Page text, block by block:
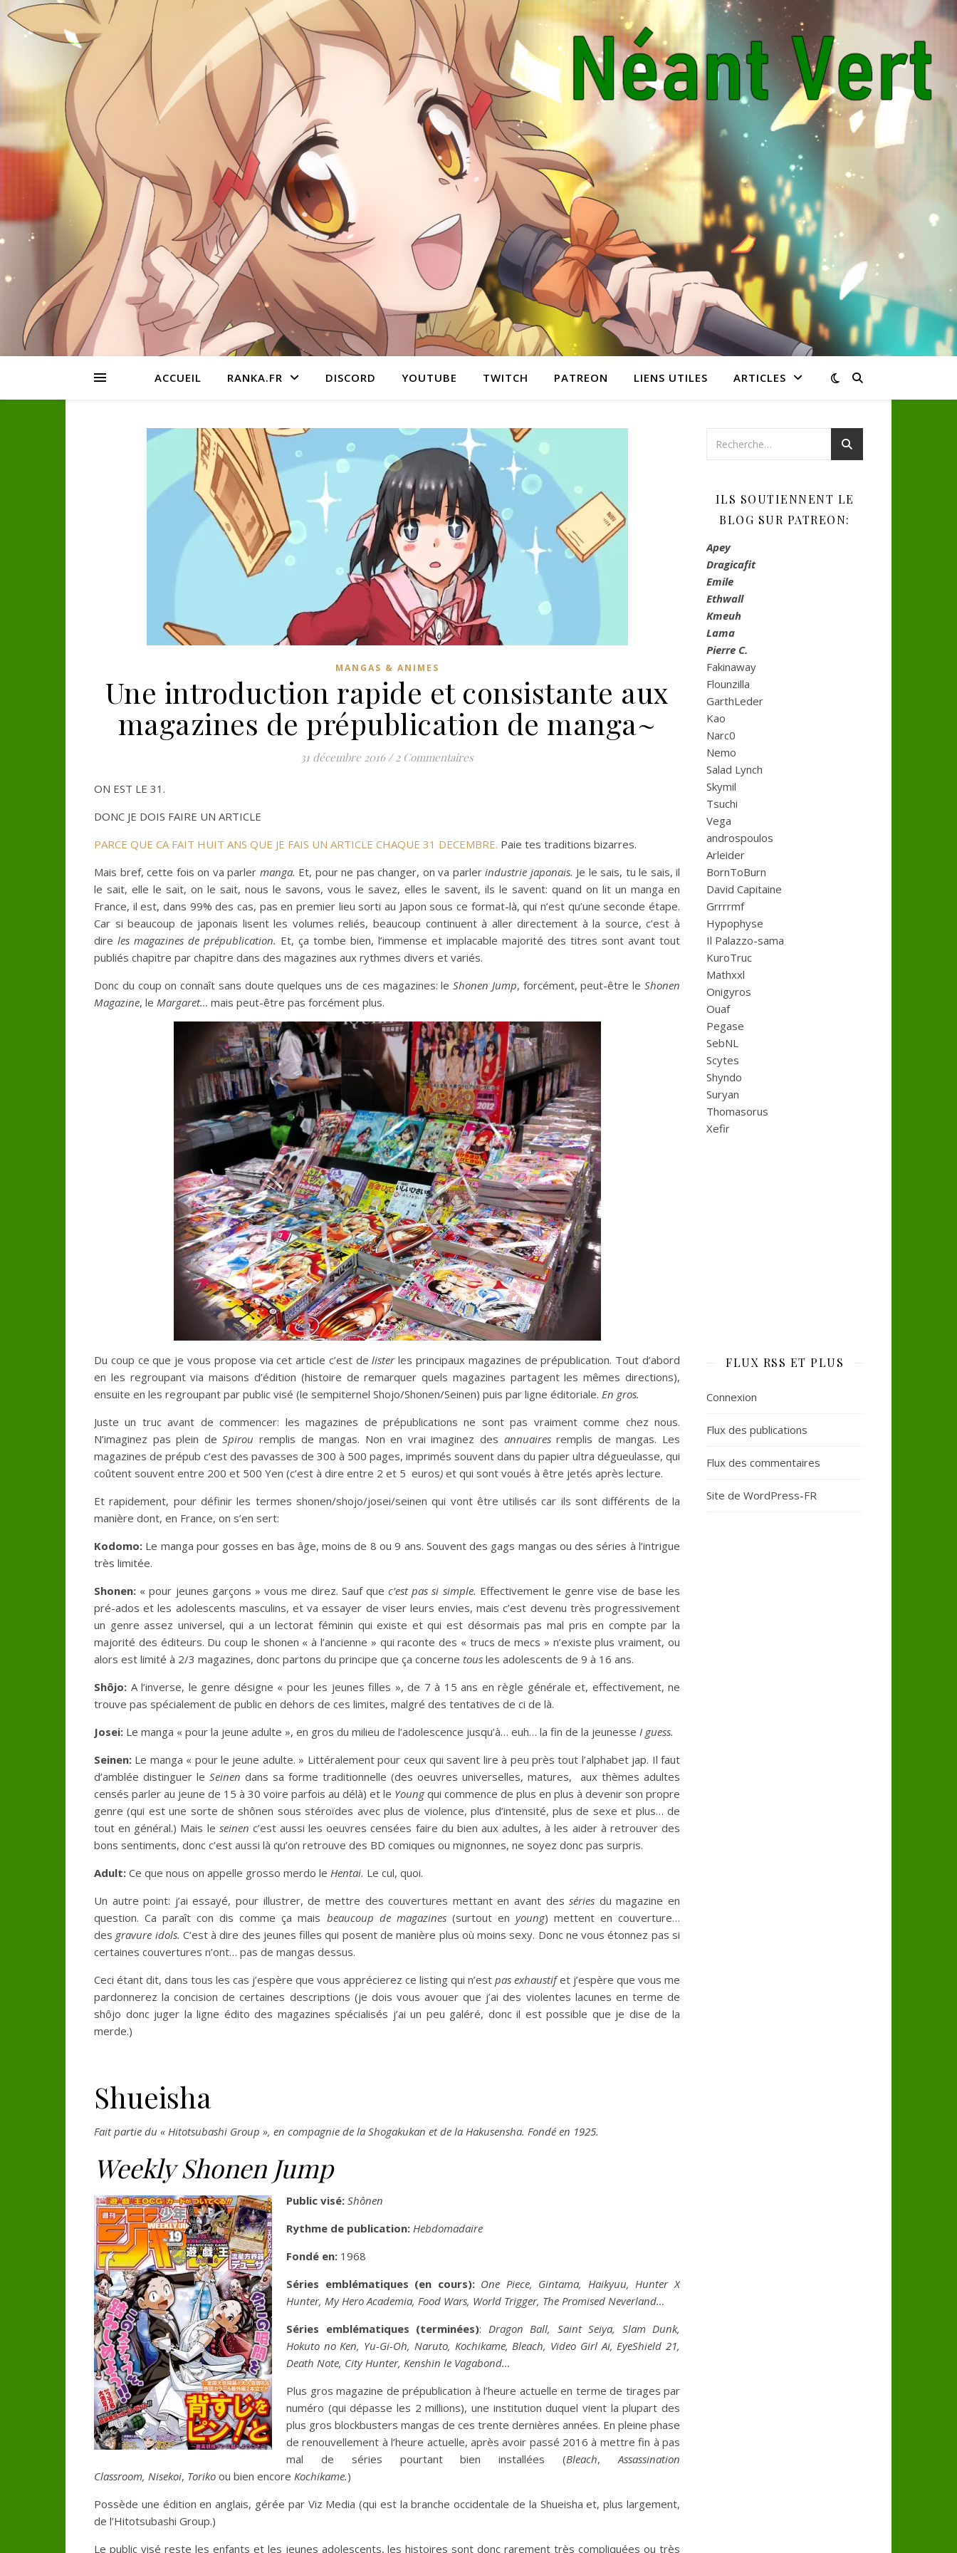
ACCUEIL RANKA.FR DISCORD YOUTUBE TWITCH PATREON LIENS UTILES ARTICLES
MANGAS & ANIMES
Une introduction rapide et consistante aux
magazines de prépublication de manga~
31 décembre 2016 / 2 Commentaires
ON EST LE 31.
DONC JE DOIS FAIRE UN ARTICLE
PARCE QUE CA FAIT HUIT ANS QUE JE FAIS UN ARTICLE CHAQUE 31 DECEMBRE. Paie tes traditions bizarres.
Mais bref, cette fois on va parler manga. Et, pour ne pas changer, on va parler industrie japonais. Je le sais, tu le sais, il
le sait, elle le sait, on le sait, nous le savons, vous le savez, elles le savent, ils le savent: quand on lit un manga en
France, il est, dans 99% des cas, pas en premier lieu sorti au Japon sous ce format-là, qui n’est qu’une seconde étape.
Car si beaucoup de japonais lisent les volumes reliés, beaucoup continuent à aller directement à la source, c’est à
dire les magazines de prépublication. Et, ça tombe bien, l’immense et implacable majorité des titres sont avant tout
publiés chapitre par chapitre dans des magazines aux rythmes divers et variés.
Donc du coup on connaît sans doute quelques uns de ces magazines: leShonen Jump, forcément, peut-être leShonen
Magazine, le Margaret… mais peut-être pas forcément plus.
Du coup ce que je vous propose via cet article c’est delisterles principaux magazines de prépublication. Tout d’abord
en les regroupant via maisons d’édition (histoire de remarquer quels magazines partagent les mêmes directions),
ensuite en les regroupant par public visé (le sempiternel Shojo/Shonen/Seinen) puis par ligne éditoriale. En gros.
Juste un truc avant de commencer: les magazines de prépublications ne sont pas vraiment comme chez nous.
N’imaginez pas plein deSpirou remplis de mangas. Non en vrai imaginez des annuairesremplis de mangas. Les
magazines de prépub c’est des pavasses de 300 à 500 pages, imprimés souvent dans du papier ultra dégueulasse, qui
coûtent souvent entre 200 et 500 Yen (c’est à dire entre 2 et 5 euros) et qui sont voués à être jetés après lecture.
Et rapidement, pour définir les termes shonen/shojo/josei/seinen qui vont être utilisés car ils sont différents de la
manière dont, en France, on s’en sert:
Kodomo: Le manga pour gosses en bas âge, moins de 8 ou 9 ans. Souvent des gags mangas ou des séries à l’intrigue
très limitée.
Shonen: « pour jeunes garçons » vous me direz. Sauf quec’est pas si simple. Effectivement le genre vise de base les
pré-ados et les adolescents masculins, et va essayer de viser leurs envies, mais c’est devenu très progressivement
un genre assez universel, qui a un lectorat féminin qui existe et qui est désormais pas mal pris en compte par la
majorité des éditeurs. Du coup le shonen « à l’ancienne » qui raconte des « trucs de mecs » n’existe plus vraiment, ou
alors est limité à 2/3 magazines, donc partons du principe que ça concerne tous les adolescents de 9 à 16 ans.
Shôjo: A l’inverse, le genre désigne « pour les jeunes filles », de 7 à 15 ans en règle générale et, effectivement, ne
trouve pas spécialement de public en dehors de ces limites, malgré des tentatives de ci de là.
Josei: Le manga « pour la jeune adulte », en gros du milieu de l’adolescence jusqu’à… euh… la fin de la jeunesse I guess.
Seinen: Le manga « pour le jeune adulte. » Littéralement pour ceux qui savent lire à peu près tout l’alphabet jap. Il faut
d’amblée distinguer le Seinen dans sa forme traditionnelle (des oeuvres universelles, matures, aux thèmes adultes
censés parler au jeune de 15 à 30 voire parfois au délà) et le Youngqui commence de plus en plus à devenir son propre
genre (qui est une sorte de shônen sous stéroïdes avec plus de violence, plus d’intensité, plus de sexe et plus… de
tout en général.) Mais le seinen c’est aussi les oeuvres censées faire du bien aux adultes, à les aider à retrouver des
bons sentiments, donc c’est aussi là qu’on retrouve des BD comiques ou mignonnes, ne soyez donc pas surpris.
Adult: Ce que nous on appelle grosso merdo le Hentai. Le cul, quoi.
Un autre point: j’ai essayé, pour illustrer, de mettre des couvertures mettant en avant desséries du magazine en
question. Ca paraît con dis comme ça mais beaucoup de magazines (surtout en young) mettent en couverture…
des gravure idols. C’est à dire des jeunes filles qui posent de manière plus où moins sexy. Donc ne vous étonnez pas si
certaines couvertures n’ont… pas de mangas dessus.
Ceci étant dit, dans tous les cas j’espère que vous apprécierez ce listing qui n’est pas exhaustifet j’espère que vous me
pardonnerez la concision de certaines descriptions (je dois vous avouer que j’ai des violentes lacunes en terme de
shôjo donc juger la ligne édito des magazines spécialisés j’ai un peu galéré, donc il est possible que je dise de la
merde.)
Shueisha
Fait partie du « Hitotsubashi Group », en compagnie de la Shogakukan et de la Hakusensha. Fondé en 1925.
Weekly Shonen Jump
Public visé: Shônen
Rythme de publication: Hebdomadaire
Fondé en: 1968
Séries emblématiques (en cours): One Piece, Gintama, Haikyuu, Hunter X
Hunter, My Hero Academia, Food Wars, World Trigger, The Promised Neverland…
Séries emblématiques (terminées): Dragon Ball, Saint Seiya, Slam Dunk,
Hokuto no Ken, Yu-Gi-Oh, Naruto, Kochikame, Bleach, Video Girl Ai, EyeShield 21,
Death Note, City Hunter, Kenshin le Vagabond…
Plus gros magazine de prépublication à l’heure actuelle en terme de tirages par
numéro (qui dépasse les 2 millions), une institution duquel vient la plupart des
plus gros blockbusters mangas de ces trente dernières années. En pleine phase
de renouvellement à l’heure actuelle, après avoir passé 2016 à mettre fin à pas
mal de séries pourtant bien installées (Bleach,Assassination
Classroom, Nisekoi, Toriko ou bien encore Kochikame.)
Possède une édition en anglais, gérée par Viz Media (qui est la branche occidentale de la Shueisha et, plus largement,
de l’Hitotsubashi Group.)
Le public visé reste les enfants et les jeunes adolescents, les histoires sont donc rarement très compliquées ou très
ILS SOUTIENNENT LE
BLOG SUR PATREON:
Apey
Dragicafit
Emile
Ethwall
Kmeuh
Lama
Pierre C.
Fakinaway
Flounzilla
GarthLeder
Kao
Narc0
Nemo
Salad Lynch
Skymil
Tsuchi
Vega
androspoulos
Arleider
BornToBurn
David Capitaine
Grrrrmf
Hypophyse
Il Palazzo-sama
KuroTruc
Mathxxl
Onigyros
Ouaf
Pegase
SebNL
Scytes
Shyndo
Suryan
Thomasorus
Xefir
FLUX RSS ET PLUS
Connexion
Flux des publications
Flux des commentaires
Site de WordPress-FR